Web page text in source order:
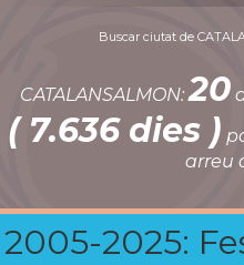
Buscar ciutat de
CATALANSALMON:20
( 7.636 dies )
arreu
2005-2025: